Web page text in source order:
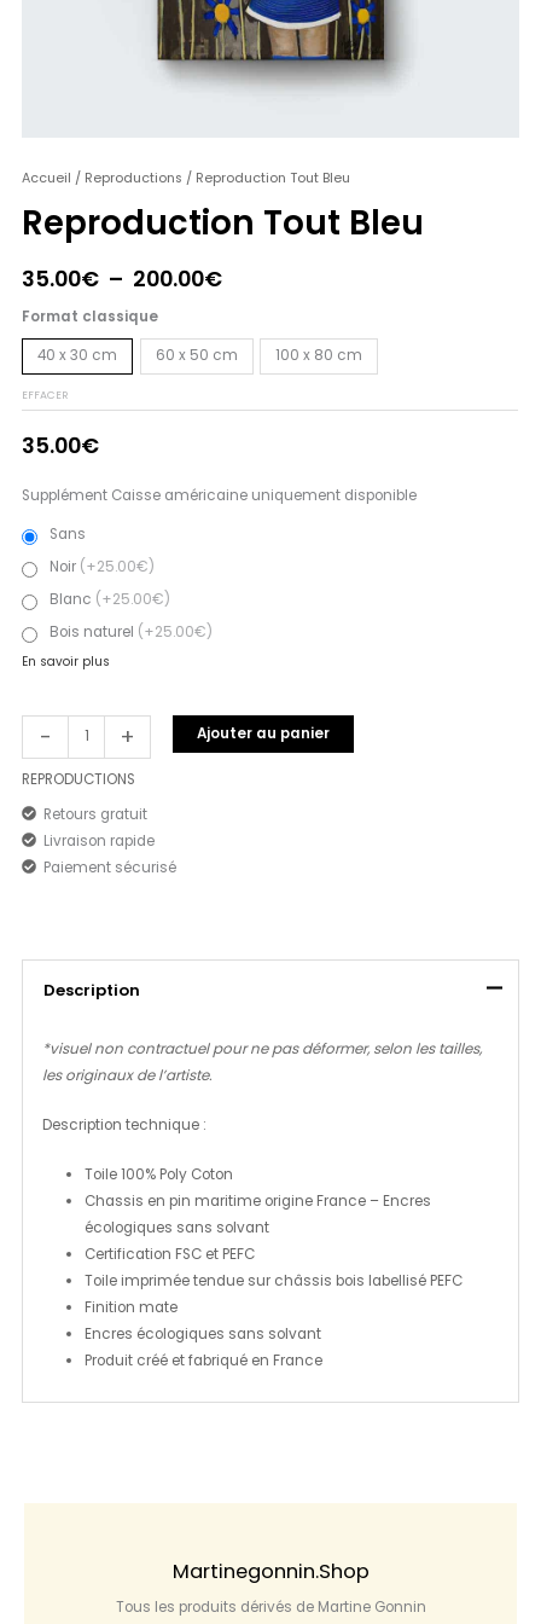
Accueil / Reproductions / Reproduction Tout Bleu
Reproduction Tout Bleu
35.00€ – 200.00€
Plage
de
à
200.00€
Format classique
40 x 30 cm 60 x 50 cm 100 x 80 cm
EFFACER
35.00€
Supplément Caisse américaine uniquement disponible
Sans
Noir (+25.00€)
Blanc (+25.00€)
Bois naturel (+25.00€)
En savoir plus
-
quantité
Reproduction
Bleu
+ Ajouter au panier
REPRODUCTIONS
Retours gratuit
Livraison rapide
Paiement sécurisé
Description
*visuel non contractuel pour ne pas déformer, selon les tailles,
les originaux de l’artiste.
Description technique :
Toile 100% Poly Coton
Chassis en pin maritime origine France – Encres
écologiques sans solvant
Certification FSC et PEFC
Toile imprimée tendue sur châssis bois labellisé PEFC
Finition mate
Encres écologiques sans solvant
Produit créé et fabriqué en France
Martinegonnin.shop
Tous les produits dérivés de Martine Gonnin